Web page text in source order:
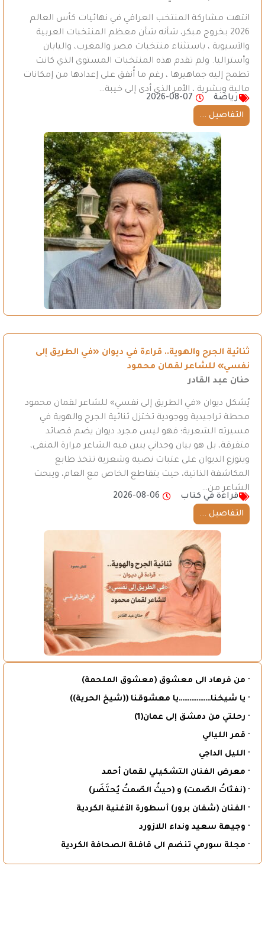
انتهت مشاركة المنتخب العراقي في نهائيات كأس العالم
2026 بخروج مبكر، شأنه شأن معظم المنتخبات العربية
والآسيوية ، باستثناء منتخبات مصر والمغرب، واليابان
وأستراليا. ولم تقدم هذه المنتخبات المستوى الذي كانت
تطمح إليه جماهيرها ، رغم ما أُنفق على إعدادها من إمكانات
مالية وبشرية ، الأمر الذي أدى إلى خيبة…
رياضة
2026-08-07
التفاصيل ...
ثنائية الجرح والهوية.. قراءة في ديوان «في الطريق إلى
نفسي» للشاعر لقمان محمود
حنان عبد القادر
يُشكل ديوان «في الطريق إلى نفسي» للشاعر لقمان محمود
محطة تراجيدية ووجودية تختزل ثنائية الجرح والهوية في
مسيرته الشعرية؛ فهو ليس مجرد ديوان يضم قصائد
متفرقة، بل هو بيان وجداني يبين فيه الشاعر مرارة المنفى،
ويتوزع الديوان على عتبات نصية وشعرية تتخذ طابع
المكاشفة الذاتية، حيث يتقاطع الخاص مع العام، ويبحث
الشاعر من…
قراءة في كتاب
2026-08-06
التفاصيل ...
· من فرهاد الى معشوق (معشوق الملحمة)
· يا شيخنا………………يا معشوقنا ((شيخ الحرية))
· رحلتي من دمشق إلى عمان(1)
· قمر الليالي
· الليل الداجي
· معرض الفنان التشكيلي لقمان أحمد
· (نفثاتُ الصّمت) و (حيثُ الصّمتُ يُحتَضَر)
· الفنان (شفان برور) أسطورة الأغنية الكردية
· وجيهة سعيد ونداء اللازورد
· مجلة سورمي تنضم الى قافلة الصحافة الكردية